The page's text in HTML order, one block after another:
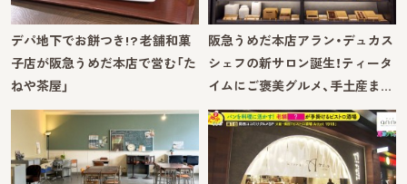
デパ地下でお餅つき!? 老舗和菓
子店が阪急うめだ本店で営む「た
ねや茶屋」
阪急うめだ本店アラン・デュカス
シェフの新サロン誕生！ティータ
イムにご褒美グルメ、手土産ま…